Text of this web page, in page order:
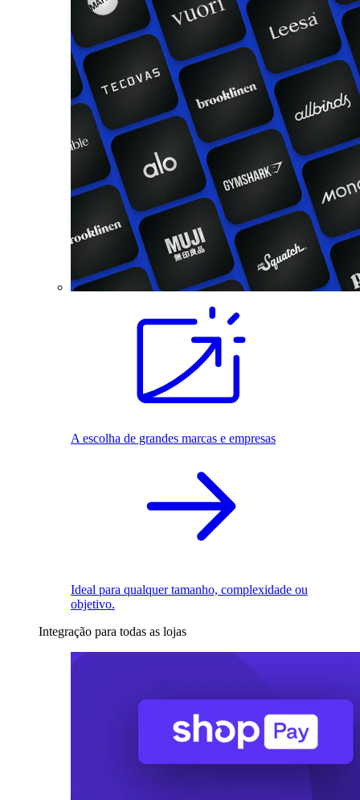
A escolha de grandes marcas e empresas
Ideal para qualquer tamanho, complexidade ou
objetivo.
Integração para todas as lojas